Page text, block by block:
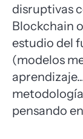
disruptivas
Blockchain
estudio del
(modelos
pensando